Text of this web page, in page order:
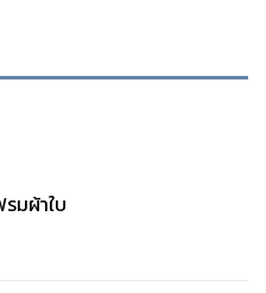
มผ้าใบ